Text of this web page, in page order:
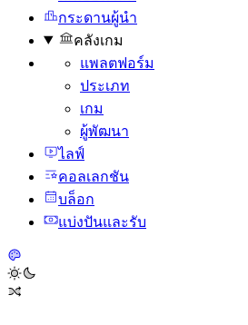
กระดานผู้นํา
คลังเกม
แพลตฟอร์ม
ประเภท
เกม
ผู้พัฒนา
ไลฟ์
คอลเลกชัน
บล็อก
แบ่งปันและรับ